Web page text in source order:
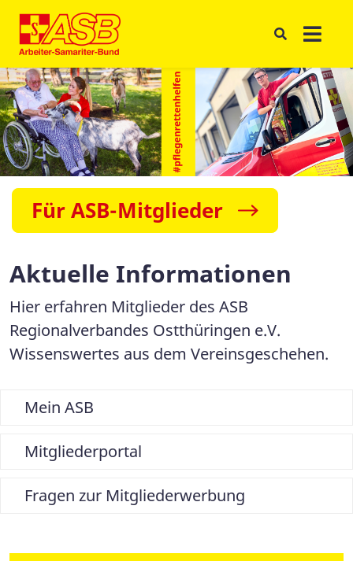
Für ASB-Mitglieder
Aktuelle Informationen
Hier erfahren Mitglieder des ASB
Regionalverbandes Ostthüringen e.V.
Wissenswertes aus dem Vereinsgeschehen.
Mein ASB
Mitgliederportal
Fragen zur Mitgliederwerbung